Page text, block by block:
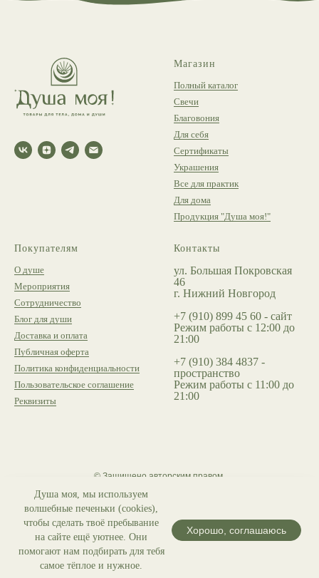
Магазин
Полный каталог
Свечи
Благовония
Для себя
Сертификаты
Украшения
Все для практик
Для дома
Продукция "Душа моя!"
Покупателям
О душе
Мероприятия
Сотрудничество
Блог для души
Доставка и оплата
Публичная оферта
Политика конфиденциальности
Пользовательское соглашение
Реквизиты
Контакты
ул. Большая Покровская
46
г. Нижний Новгород
+7 (910) 899 45 60 - сайт
Режим работы с 12:00 до
21:00
+7 (910) 384 4837 -
пространство
Режим работы с 11:00 до
21:00
© Защищено авторским правом.
Способы оплаты:
Душа моя, мы используем
волшебные печеньки (cookies),
чтобы сделать твоё пребывание
на сайте ещё уютнее. Они
помогают нам подбирать для тебя
самое тёплое и нужное.
Хорошо, соглашаюсь